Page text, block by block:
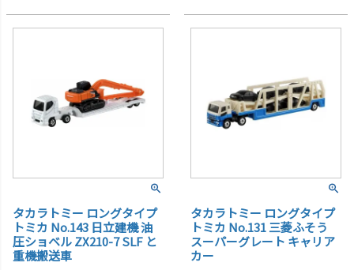
タカラトミー ロングタイプ
トミカ No.143 日立建機 油
圧ショベル ZX210-7 SLF と
重機搬送車
タカラトミー ロングタイプ
トミカ No.131 三菱ふそう
スーパーグレート キャリア
カー